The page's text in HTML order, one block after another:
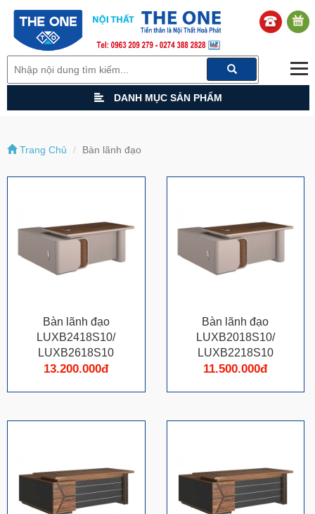
DANH MỤC SẢN PHẨM
Trang Chủ Bàn lãnh đạo
Bàn lãnh đạo
LUXB2418S10/
LUXB2618S10
13.200.000đ
Bàn lãnh đạo
LUXB2018S10/
LUXB2218S10
11.500.000đ